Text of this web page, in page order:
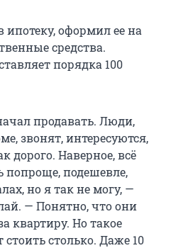
оформил ее на
средства.
порядка 100
продавать. Люди,
звонят, интересуются,
дорого. Наверное, всё
подешевле,
но я так не могу, —
— Понятно, что они
квартиру. Но такое
столько. Даже 10